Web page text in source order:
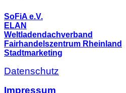
SoFiA e.V.
ELAN
Weltladendachverband
Fairhandelszentrum Rheinland
Stadtmarketing
Datenschutz
Impressum